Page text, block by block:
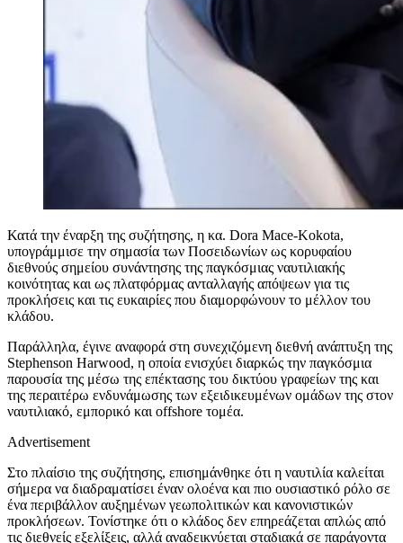
Κατά την έναρξη της συζήτησης, η κα. Dora Mace-Kokota,
υπογράμμισε την σημασία των Ποσειδωνίων ως κορυφαίου
διεθνούς σημείου συνάντησης της παγκόσμιας ναυτιλιακής
κοινότητας και ως πλατφόρμας ανταλλαγής απόψεων για τις
προκλήσεις και τις ευκαιρίες που διαμορφώνουν το μέλλον του
κλάδου.
Παράλληλα, έγινε αναφορά στη συνεχιζόμενη διεθνή ανάπτυξη της
Stephenson Harwood, η οποία ενισχύει διαρκώς την παγκόσμια
παρουσία της μέσω της επέκτασης του δικτύου γραφείων της και
της περαιτέρω ενδυνάμωσης των εξειδικευμένων ομάδων της στον
ναυτιλιακό, εμπορικό και offshore τομέα.
Advertisement
Στο πλαίσιο της συζήτησης, επισημάνθηκε ότι η ναυτιλία καλείται
σήμερα να διαδραματίσει έναν ολοένα και πιο ουσιαστικό ρόλο σε
ένα περιβάλλον αυξημένων γεωπολιτικών και κανονιστικών
προκλήσεων. Τονίστηκε ότι ο κλάδος δεν επηρεάζεται απλώς από
τις διεθνείς εξελίξεις, αλλά αναδεικνύεται σταδιακά σε παράγοντα